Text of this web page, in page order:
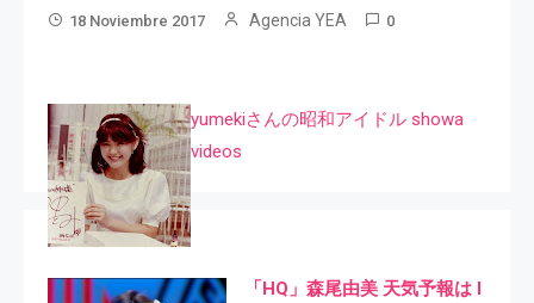
18 Noviembre 2017 Agencia YEA 0
yumekiさんの昭和アイドル showa
videos
「HQ」森尾由美 天気予報は I